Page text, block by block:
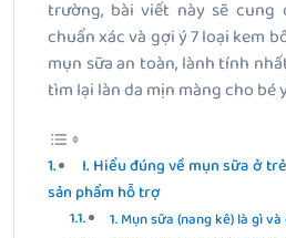
trường, bài viết này sẽ cung
chuẩn xác và gợi ý 7 loại kem
mụn sữa an toàn, lành tính
tìm lại làn da mịn màng cho bé
I. Hiểu đúng về mụn sữa ở
sản phẩm hỗ trợ
1. Mụn sữa (nang kê) là gì